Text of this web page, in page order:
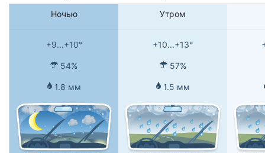
Ночью Утром
+9...+10° +10...+13°
54% 57%
1.8 мм 1.5 мм